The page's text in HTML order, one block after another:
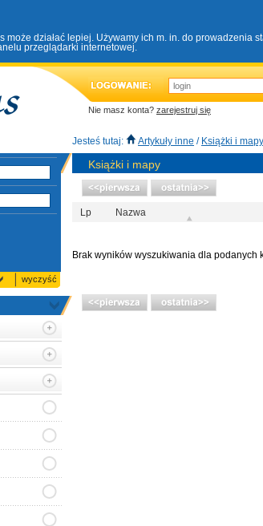
działać lepiej. Używamy ich m. in. do
przeglądarki internetowej.
Nie masz konta? zarejestruj się
Jesteś tutaj: Artykuły inne / Książki i mapy
wyczyść
Książki i mapy
Lp Nazwa
Brak wyników wyszukiwania dla podanych